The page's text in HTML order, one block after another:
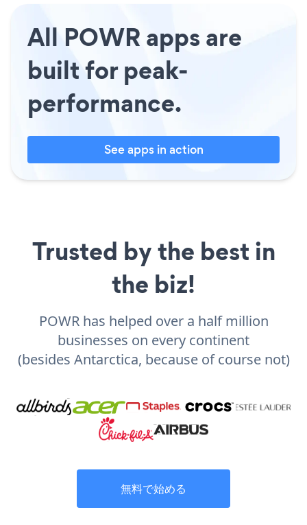
All POWR apps are
built for peak-
performance.
See apps in action
Trusted by the best in
the biz!
POWR has helped over a half million
businesses on every continent
(besides Antarctica, because of course not)
無料で始める